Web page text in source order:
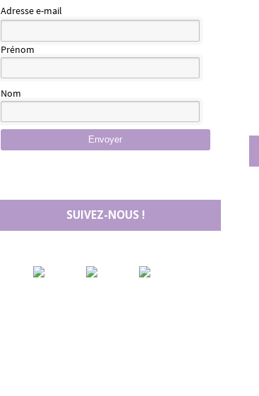
Adresse e-mail
Prénom
Nom
Envoyer
SUIVEZ-NOUS !